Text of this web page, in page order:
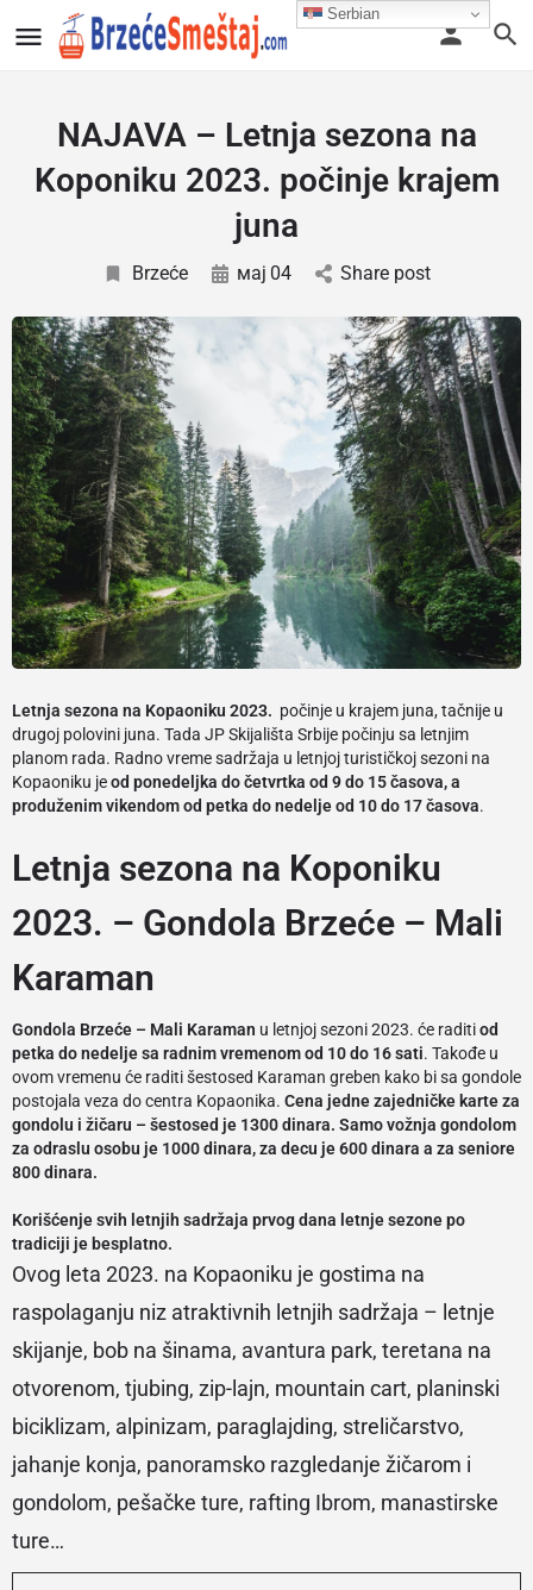
NAJAVA – Letnja sezona na
Koponiku 2023. počinje krajem
juna
Brzeće мај 04 Share post
Letnja sezona na Kopaoniku 2023. počinje u krajem juna, tačnije u
drugoj polovini juna. Tada JP Skijališta Srbije počinju sa letnjim
planom rada. Radno vreme sadržaja u letnjoj turističkoj sezoni na
Kopaoniku jeod ponedeljka do četvrtka od 9 do 15 časova, a
produženim vikendom od petka do nedelje od 10 do 17 časova.
Letnja sezona na Koponiku
2023. – Gondola Brzeće – Mali
Karaman
Gondola Brzeće – Mali Karaman u letnjoj sezoni 2023. će raditiod
petka do nedelje sa radnim vremenom od 10 do 16 sati. Takođe u
ovom vremenu će raditi šestosed Karaman greben kako bi sa gondole
postojala veza do centra Kopaonika. Cena jedne zajedničke karte za
gondolu i žičaru – šestosed je 1300 dinara. Samo vožnja gondolom
za odraslu osobu je 1000 dinara, za decu je 600 dinara a za seniore
800 dinara.
Korišćenje svih letnjih sadržaja prvog dana letnje sezone po
tradiciji je besplatno.
Ovog leta 2023. na Kopaoniku je gostima na
raspolaganju niz atraktivnih letnjih sadržaja – letnje
skijanje, bob na šinama, avantura park, teretana na
otvorenom, tjubing, zip-lajn, mountain cart, planinski
biciklizam, alpinizam, paraglajding, streličarstvo,
jahanje konja, panoramsko razgledanje žičarom i
gondolom, pešačke ture, rafting Ibrom, manastirske
ture…
Serbian